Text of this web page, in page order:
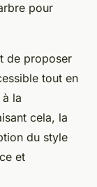
pour
de proposer
tout en
la
cela, la
du style
et